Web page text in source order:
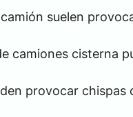
suelen
camiones cisterna
provocar chispas